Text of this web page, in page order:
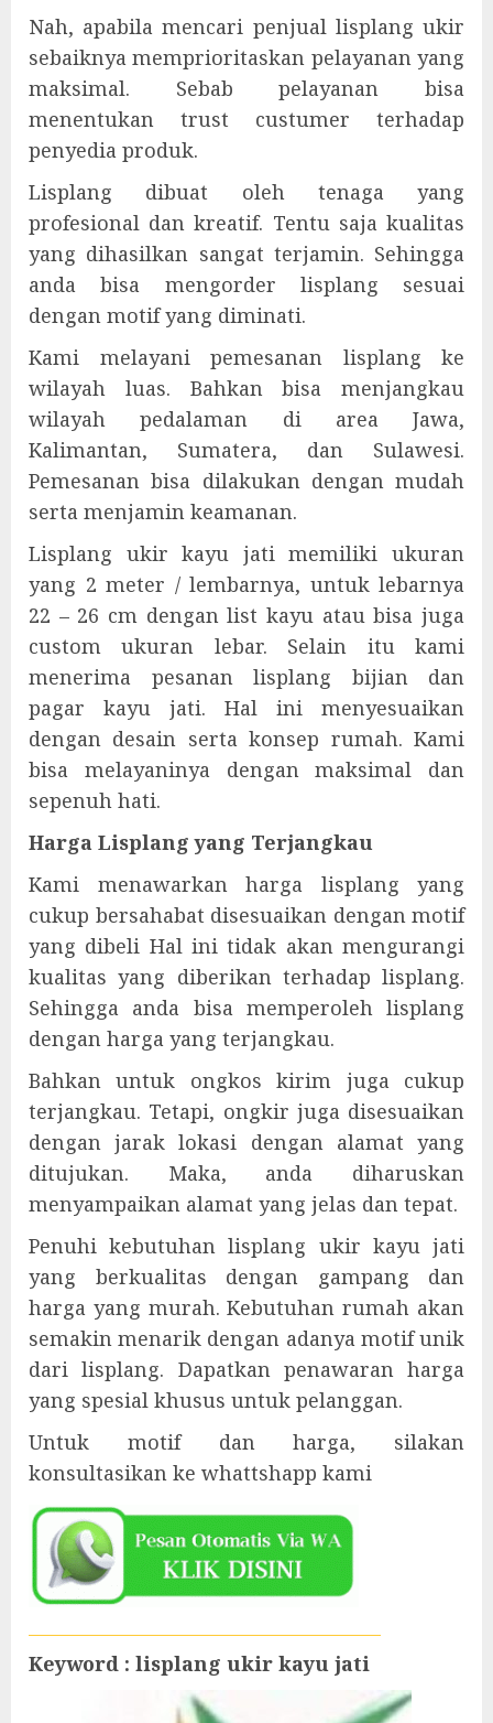
Nah, apabila mencari penjual lisplang ukir
sebaiknya memprioritaskan pelayanan yang
maksimal. Sebab pelayanan bisa
menentukan trust custumer terhadap
penyedia produk.
Lisplang dibuat oleh tenaga yang
profesional dan kreatif. Tentu saja kualitas
yang dihasilkan sangat terjamin. Sehingga
anda bisa mengorder lisplang sesuai
dengan motif yang diminati.
Kami melayani pemesanan lisplang ke
wilayah luas. Bahkan bisa menjangkau
wilayah pedalaman di area Jawa,
Kalimantan, Sumatera, dan Sulawesi.
Pemesanan bisa dilakukan dengan mudah
serta menjamin keamanan.
Lisplang ukir kayu jati memiliki ukuran
yang 2 meter / lembarnya, untuk lebarnya
22 – 26 cm dengan list kayu atau bisa juga
custom ukuran lebar. Selain itu kami
menerima pesanan lisplang bijian dan
pagar kayu jati. Hal ini menyesuaikan
dengan desain serta konsep rumah. Kami
bisa melayaninya dengan maksimal dan
sepenuh hati.
Harga Lisplang yang Terjangkau
Kami menawarkan harga lisplang yang
cukup bersahabat disesuaikan dengan motif
yang dibeli Hal ini tidak akan mengurangi
kualitas yang diberikan terhadap lisplang.
Sehingga anda bisa memperoleh lisplang
dengan harga yang terjangkau.
Bahkan untuk ongkos kirim juga cukup
terjangkau. Tetapi, ongkir juga disesuaikan
dengan jarak lokasi dengan alamat yang
ditujukan. Maka, anda diharuskan
menyampaikan alamat yang jelas dan tepat.
Penuhi kebutuhan lisplang ukir kayu jati
yang berkualitas dengan gampang dan
harga yang murah. Kebutuhan rumah akan
semakin menarik dengan adanya motif unik
dari lisplang. Dapatkan penawaran harga
yang spesial khusus untuk pelanggan.
Untuk motif dan harga, silakan
konsultasikan ke whattshapp kami
Keyword : lisplang ukir kayu jati